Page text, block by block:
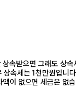
속받으면 그래도 상
속세는 1천만원입
이 없으면 세금은